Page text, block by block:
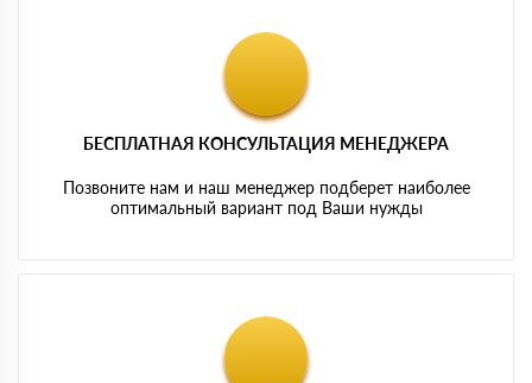
БЕСПЛАТНАЯ КОНСУЛЬТАЦИЯ МЕНЕДЖЕРА
Позвоните нам и наш менеджер подберет наиболее
оптимальный вариант под Ваши нужды